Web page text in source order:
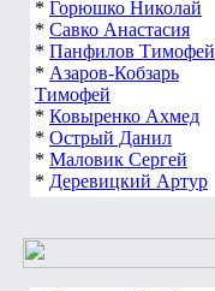
* Горюшко Николай
* Савко Анастасия
* Панфилов Тимофей
* Азаров-Кобзарь
Тимофей
* Ковыренко Ахмед
* Острый Данил
* Маловик Сергей
* Деревицкий Артур